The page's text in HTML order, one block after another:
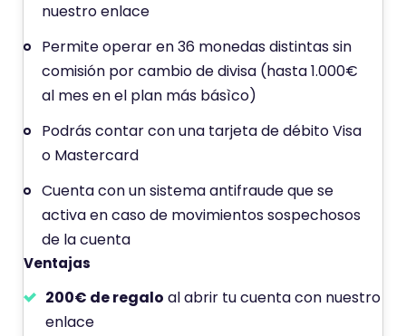
u
a
c
i
ó
d
e
nuestro enlace
Permite operar en 36 monedas distintas sin
comisión por cambio de divisa (hasta 1.000€
al mes en el plan más básìco)
Podrás contar con una tarjeta de débito Visa
o Mastercard
Cuenta con un sistema antifraude que se
activa en caso de movimientos sospechosos
de la cuenta
Ventajas
200€ de regalo al abrir tu cuenta con nuestro
enlace